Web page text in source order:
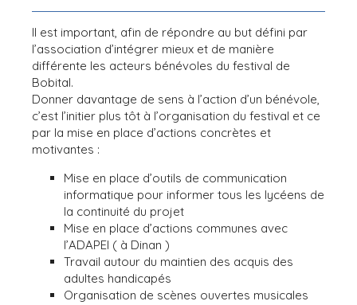
Il est important, afin de répondre au but défini par
l’association d’intégrer mieux et de manière
différente les acteurs bénévoles du festival de
Bobital.
Donner davantage de sens à l’action d’un bénévole,
c’est l’initier plus tôt à l’organisation du festival et ce
par la mise en place d’actions concrètes et
motivantes :
Mise en place d’outils de communication
informatique pour informer tous les lycéens de
la continuité du projet
Mise en place d’actions communes avec
l’ADAPEI ( à Dinan )
Travail autour du maintien des acquis des
adultes handicapés
Organisation de scènes ouvertes musicales